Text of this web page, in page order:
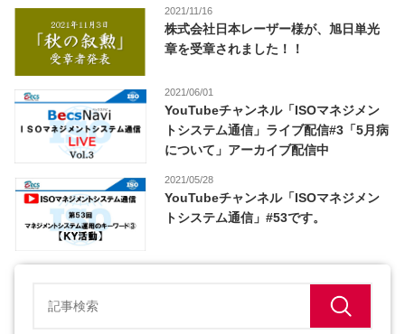
2021/11/16
株式会社日本レーザー様が、旭日単光
章を受章されました！！
2021/06/01
YouTubeチャンネル「ISOマネジメン
トシステム通信」ライブ配信#3「5月病
について」アーカイブ配信中
2021/05/28
YouTubeチャンネル「ISOマネジメン
トシステム通信」#53です。